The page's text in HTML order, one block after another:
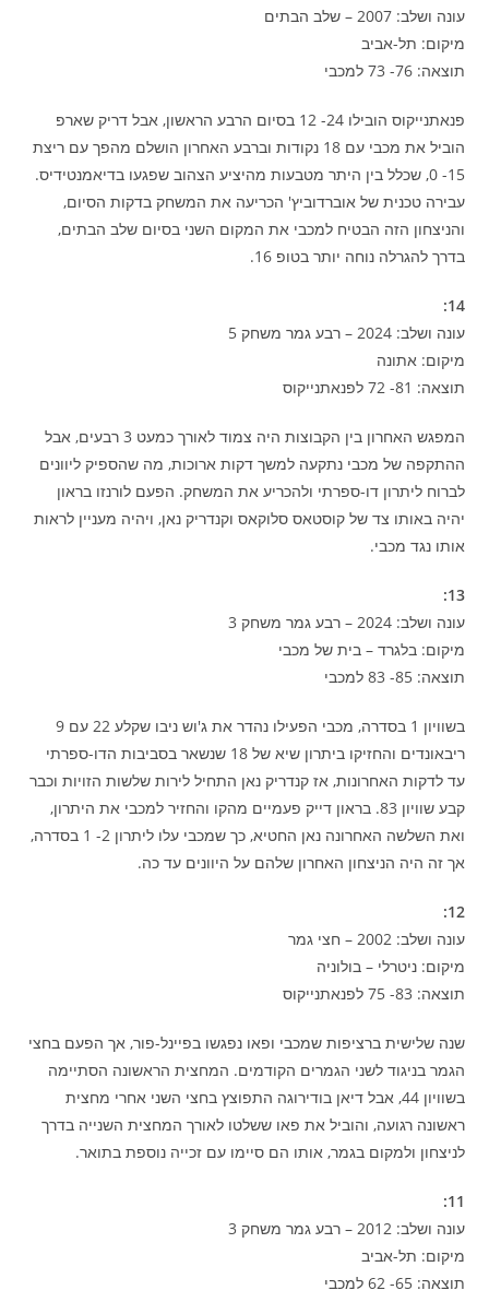
עונה ושלב: 2007 – שלב הבתים
מיקום: תל-אביב
תוצאה: 76- 73 למכבי
פנאתנייקוס הובילו 24- 12 בסיום הרבע הראשון, אבל דריק שארפ
הוביל את מכבי עם 18 נקודות וברבע האחרון הושלם מהפך עם ריצת
15- 0, שכלל בין היתר מטבעות מהיציע הצהוב שפגעו בדיאמנטידיס.
עבירה טכנית של אוברדוביץ' הכריעה את המשחק בדקות הסיום,
והניצחון הזה הבטיח למכבי את המקום השני בסיום שלב הבתים,
בדרך להגרלה נוחה יותר בטופ 16.
14:
עונה ושלב: 2024 – רבע גמר משחק 5
מיקום: אתונה
תוצאה: 81- 72 לפנאתנייקוס
המפגש האחרון בין הקבוצות היה צמוד לאורך כמעט 3 רבעים, אבל
ההתקפה של מכבי נתקעה למשך דקות ארוכות, מה שהספיק ליוונים
לברוח ליתרון דו-ספרתי ולהכריע את המשחק. הפעם לורנזו בראון
יהיה באותו צד של קוסטאס סלוקאס וקנדריק נאן, ויהיה מעניין לראות
אותו נגד מכבי.
13:
עונה ושלב: 2024 – רבע גמר משחק 3
מיקום: בלגרד – בית של מכבי
תוצאה: 85- 83 למכבי
בשוויון 1 בסדרה, מכבי הפעילו נהדר את ג'וש ניבו שקלע 22 עם 9
ריבאונדים והחזיקו ביתרון שיא של 18 שנשאר בסביבות הדו-ספרתי
עד לדקות האחרונות, אז קנדריק נאן התחיל לירות שלשות הזויות וכבר
קבע שוויון 83. בראון דייק פעמיים מהקו והחזיר למכבי את היתרון,
ואת השלשה האחרונה נאן החטיא, כך שמכבי עלו ליתרון 2- 1 בסדרה,
אך זה היה הניצחון האחרון שלהם על היוונים עד כה.
12:
עונה ושלב: 2002 – חצי גמר
מיקום: ניטרלי – בולוניה
תוצאה: 83- 75 לפנאתנייקוס
שנה שלישית ברציפות שמכבי ופאו נפגשו בפיינל-פור, אך הפעם בחצי
הגמר בניגוד לשני הגמרים הקודמים. המחצית הראשונה הסתיימה
בשוויון 44, אבל דיאן בודירוגה התפוצץ בחצי השני אחרי מחצית
ראשונה רגועה, והוביל את פאו ששלטו לאורך המחצית השנייה בדרך
לניצחון ולמקום בגמר, אותו הם סיימו עם זכייה נוספת בתואר.
11:
עונה ושלב: 2012 – רבע גמר משחק 3
מיקום: תל-אביב
תוצאה: 65- 62 למכבי